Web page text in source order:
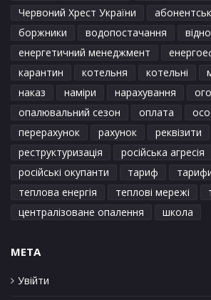
Червоний Хрест України
боржники
водопостачання
енергетичний менеджмент
карантин
котельня котельні
наказ
наміри нарахування
опалювальний сезон
оплата
перерахунок
рахунок
реквізити
реструктуризація
російська агресія
російські окупанти
тариф
теплова енергія
теплові мережі
централізоване опалення
школа
META
Увійти